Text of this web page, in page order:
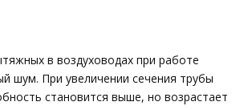
в воздуховодах при работе
шум. При увеличении сечения трубы
становится выше, но возрастает